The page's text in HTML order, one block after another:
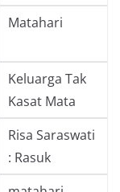
Matahari
Keluarga Tak
Kasat Mata
Risa Saraswati
: Rasuk